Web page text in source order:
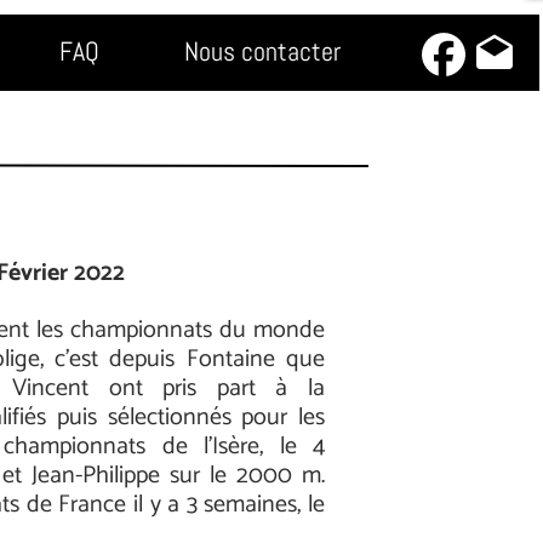
drafts
FAQ Nous contacter
2022
les championnats du monde
c’est depuis Fontaine que
Vincent ont pris part à la
puis sélectionnés pour les
de l’Isère, le 4
Jean-Philippe sur le 2000 m.
de France il y a 3 semaines, le